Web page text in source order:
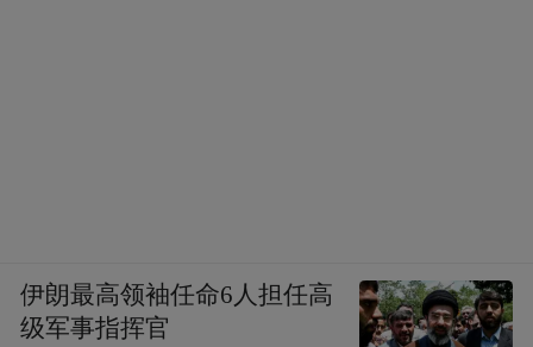
伊朗最高领袖任命6人担任高
级军事指挥官